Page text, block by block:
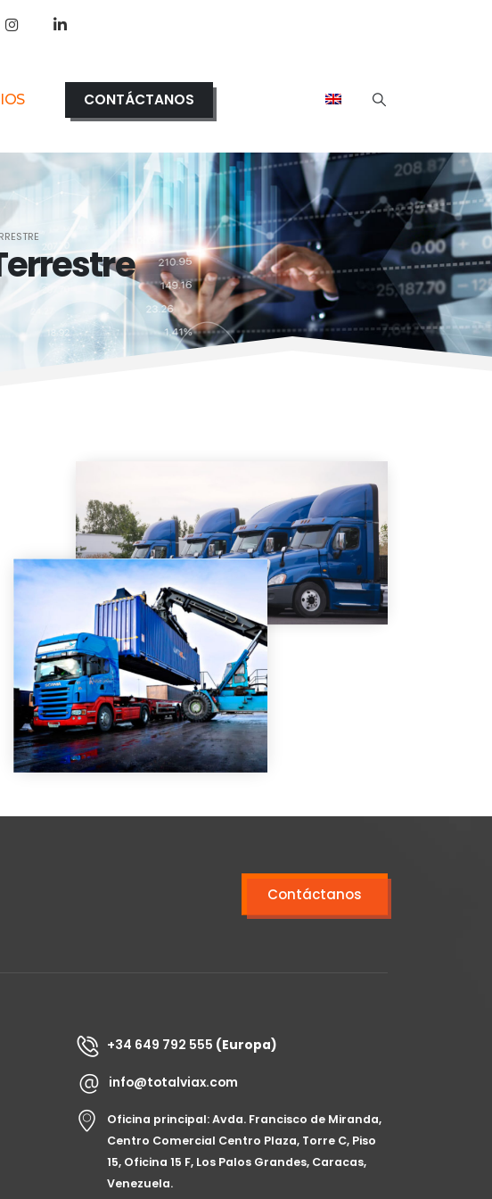
CONTÁCTANOS
Contáctanos
+34 649 792 555 (Europa)
info@totalviax.com
Oficina principal: Avda. Francisco de Miranda,
Centro Comercial Centro Plaza, Torre C, Piso
15, Oficina 15 F, Los Palos Grandes, Caracas,
Venezuela.